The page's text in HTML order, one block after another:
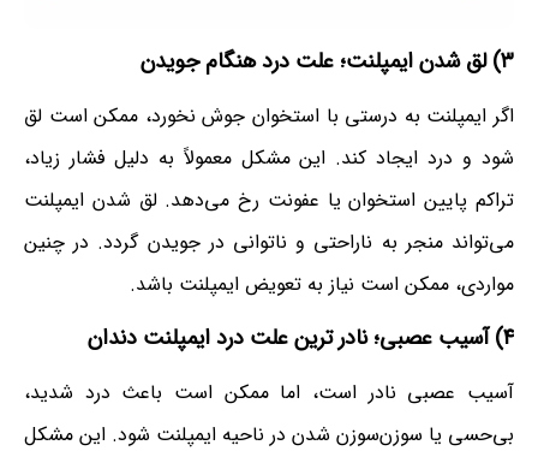
۳) لق شدن ایمپلنت؛ علت درد هنگام جویدن
اگر ایمپلنت به درستی با استخوان جوش نخورد، ممکن است لق
شود و درد ایجاد کند. این مشکل معمولاً به دلیل فشار زیاد،
تراکم پایین استخوان یا عفونت رخ می‌دهد. لق شدن ایمپلنت
می‌تواند منجر به ناراحتی و ناتوانی در جویدن گردد. در چنین
مواردی، ممکن است نیاز به تعویض ایمپلنت باشد.
۴) آسیب عصبی؛ نادر ترین علت درد ایمپلنت دندان
آسیب عصبی نادر است، اما ممکن است باعث درد شدید،
بی‌حسی یا سوزن‌سوزن شدن در ناحیه ایمپلنت شود. این مشکل